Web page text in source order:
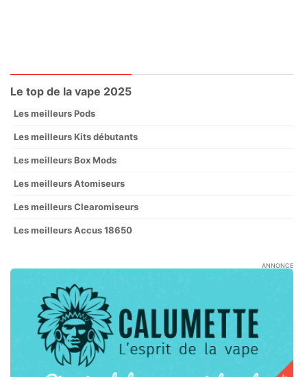
Le top de la vape 2025
Les meilleurs Pods
Les meilleurs Kits débutants
Les meilleurs Box Mods
Les meilleurs Atomiseurs
Les meilleurs Clearomiseurs
Les meilleurs Accus 18650
ANNONCE